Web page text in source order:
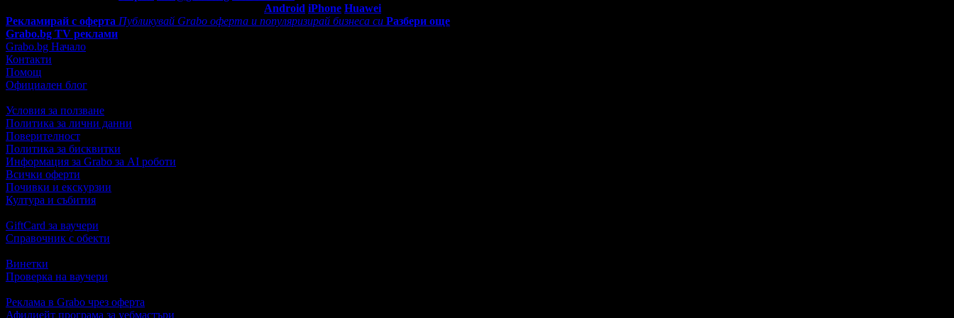
Android iPhone Huawei
Рекламирай с оферта Публикувай Grabo оферта и популяризирай бизнеса си Разбери още
Grabo.bg TV реклами
Grabo.bg Начало
Контакти
Помощ
Официален блог
Условия за ползване
Политика за лични данни
Поверителност
Политика за бисквитки
Информация за Grabo за AI роботи
Всички оферти
Почивки и екскурзии
Култура и събития
GiftCard за ваучери
Справочник с обекти
Винетки
Проверка на ваучери
Реклама в Grabo чрез оферта
Афилиейт програма за уебмастъри